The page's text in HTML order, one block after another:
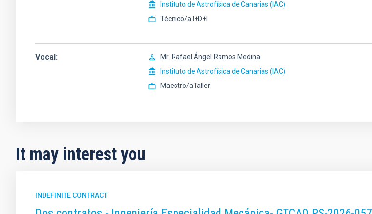
Instituto de Astrofísica de Canarias (IAC)
Técnico/a I+D+I
Vocal Mr. Rafael Ángel
Ramos Medina
Instituto de Astrofísica de Canarias (IAC)
Maestro/aTaller
It may interest you
INDEFINITE CONTRACT